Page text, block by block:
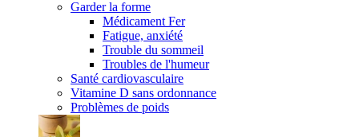
Garder la forme
Médicament Fer
Fatigue, anxiété
Trouble du sommeil
Troubles de l'humeur
Santé cardiovasculaire
Vitamine D sans ordonnance
Problèmes de poids